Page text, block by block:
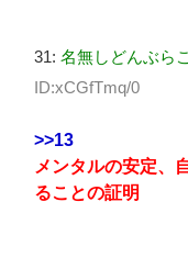
31: 名無しどんぶらこ
ID:xCGfTmq/0
>>13
メンタルの安定、
ることの証明